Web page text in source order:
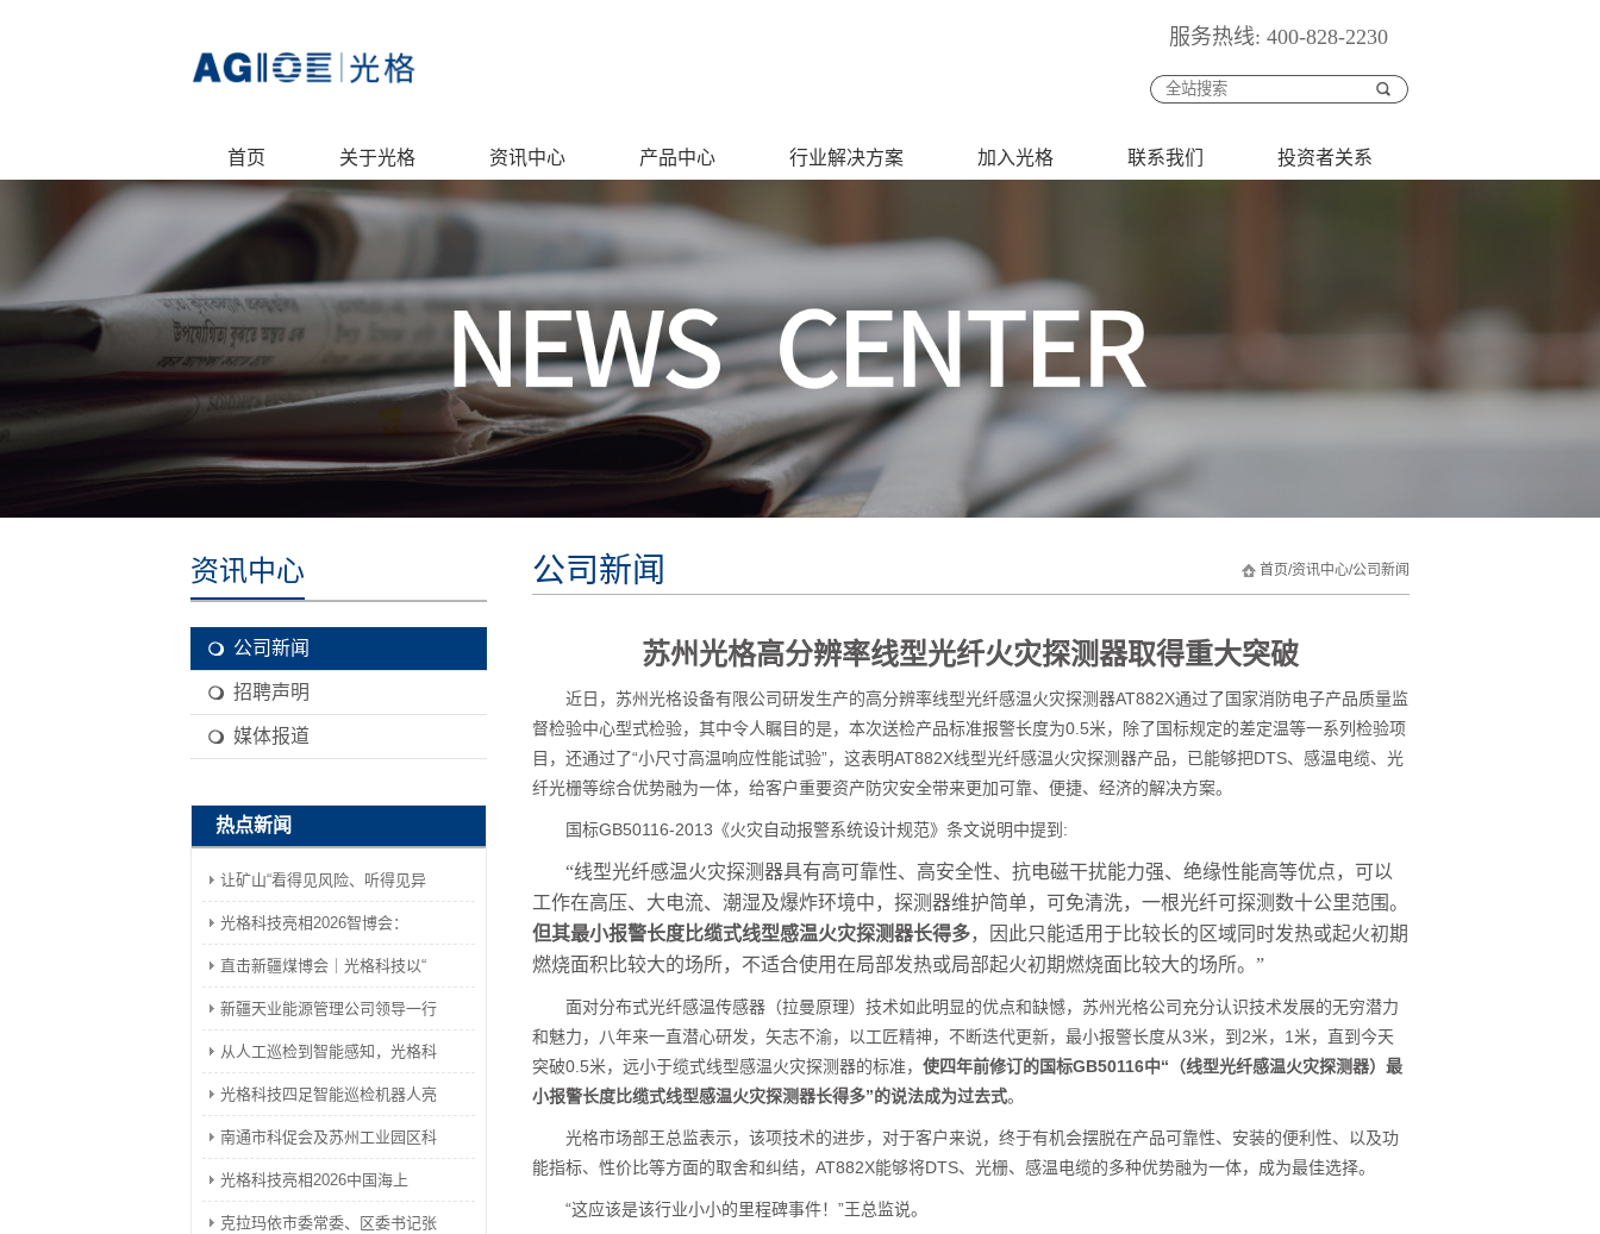
服务热线: 400-828-2230
首页 关于光格 资讯中心 产品中心 行业解决方案 加入光格 联系我们 投资者关系
资讯中心
公司新闻
招聘声明
媒体报道
热点新闻
让矿山“看得见风险、听得见异
光格科技亮相2026智博会：
直击新疆煤博会｜光格科技以“
新疆天业能源管理公司领导一行
从人工巡检到智能感知，光格科
光格科技四足智能巡检机器人亮
南通市科促会及苏州工业园区科
光格科技亮相2026中国海上
克拉玛依市委常委、区委书记张
首页/资讯中心/公司新闻
公司新闻
苏州光格高分辨率线型光纤火灾探测器取得重大突破
近日，苏州光格设备有限公司研发生产的高分辨率线型光纤感温火灾探测器AT882X通过了国家消防电子产品质量监
督检验中心型式检验，其中令人瞩目的是，本次送检产品标准报警长度为0.5米，除了国标规定的差定温等一系列检验项
目，还通过了“小尺寸高温响应性能试验”，这表明AT882X线型光纤感温火灾探测器产品，已能够把DTS、感温电缆、光
纤光栅等综合优势融为一体，给客户重要资产防灾安全带来更加可靠、便捷、经济的解决方案。
国标GB50116-2013《火灾自动报警系统设计规范》条文说明中提到:
“线型光纤感温火灾探测器具有高可靠性、高安全性、抗电磁干扰能力强、绝缘性能高等优点，可以
工作在高压、大电流、潮湿及爆炸环境中，探测器维护简单，可免清洗，一根光纤可探测数十公里范围。
但其最小报警长度比缆式线型感温火灾探测器长得多，因此只能适用于比较长的区域同时发热或起火初期
燃烧面积比较大的场所，不适合使用在局部发热或局部起火初期燃烧面比较大的场所。”
面对分布式光纤感温传感器（拉曼原理）技术如此明显的优点和缺憾，苏州光格公司充分认识技术发展的无穷潜力
和魅力，八年来一直潜心研发，矢志不渝，以工匠精神，不断迭代更新，最小报警长度从3米，到2米，1米，直到今天
突破0.5米，远小于缆式线型感温火灾探测器的标准， 使四年前修订的国标GB50116中“（线型光纤感温火灾探测器）最
小报警长度比缆式线型感温火灾探测器长得多”的说法成为过去式。
光格市场部王总监表示，该项技术的进步，对于客户来说，终于有机会摆脱在产品可靠性、安装的便利性、以及功
能指标、性价比等方面的取舍和纠结，AT882X能够将DTS、光栅、感温电缆的多种优势融为一体，成为最佳选择。
“这应该是该行业小小的里程碑事件！”王总监说。